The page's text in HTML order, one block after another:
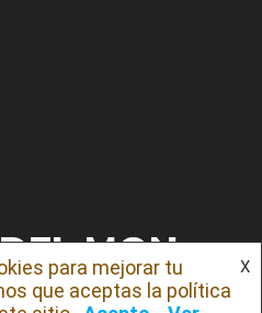
MON
usando WordPress y eltema Mesmerize
para mejorar tu
que aceptas la política
X